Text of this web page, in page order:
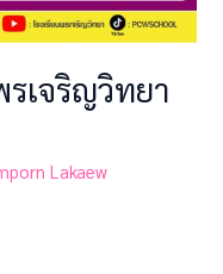
รเจริญวิทยา
Lakaew